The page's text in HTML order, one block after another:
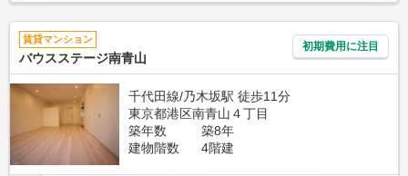
賃貸マンション
バウスステージ南青山
初期費用に注目
千代田線/乃木坂駅 徒歩11分
東京都港区南青山４丁目
築年数
築8年
建物階数
4階建